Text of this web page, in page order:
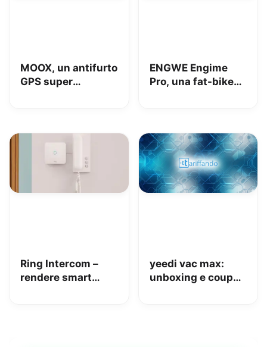
MOOX, un antifurto
GPS super
solo: la nostra
ENGWE Engime
Pro, una fat-bike
Ring Intercom –
rendere smart
yeedi vac max:
unboxing e coupon